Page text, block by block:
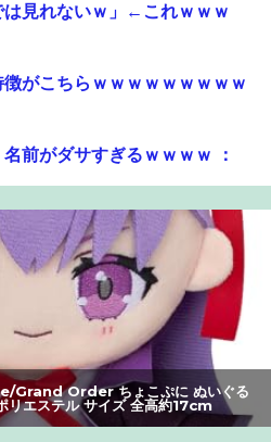
見れないｗ」←これｗｗｗ
徴がこちらｗｗｗｗｗｗｗｗｗ
前がダサすぎるｗｗｗｗ ：
の駅で「チンポッ」というアナ
ガチで見つかる。めちゃくちゃ
のニュース
クトップがはち切れそうなくら
ｗｗｗ
Grand Order ちょこぷに ぬいぐる
リエステル サイズ 全高約17cm